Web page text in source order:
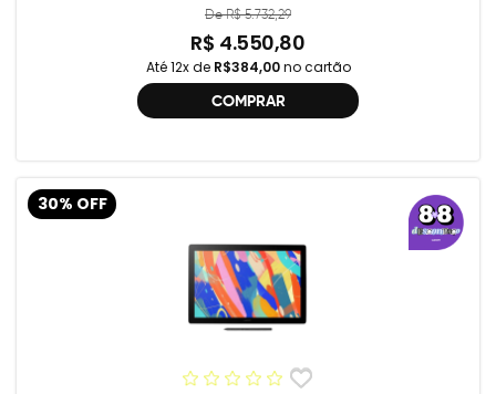
One , 2ª geração
De R$ 5.732,29
R$ 4.550,80
Até 12x de R$384,00no cartão
COMPRAR
30% OFF